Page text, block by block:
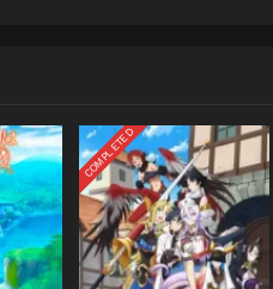
COMPLETED